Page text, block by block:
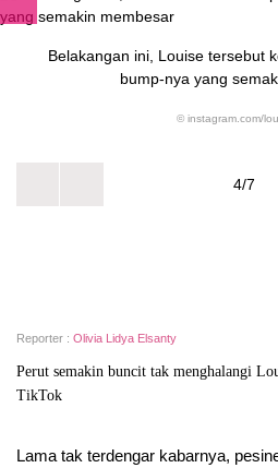
Belakangan ini, Louise tersebut
bump-nya yang
© instagram.com/
4/7
Reporter : Olivia Lidya Elsanty
Perut semakin buncit tak menghalangi
TikTok
Lama tak terdengar kabarnya,